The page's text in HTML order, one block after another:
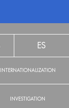
ES
INTERNATIONALIZATION
INVESTIGATION